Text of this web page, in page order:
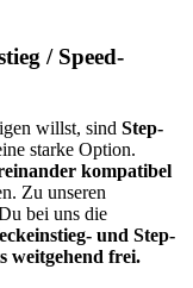
/ Speed-
willst, sind Step-
starke Option.
kompatibel
Zu unseren
bei uns die
und Step-
weitgehend frei.